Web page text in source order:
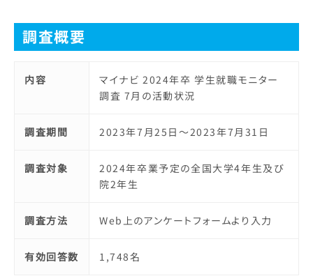
調査概要
内容
マイナビ 2024年卒 学生就職モニター
調査 7月の活動状況
調査期間 2023年7月25日～2023年7月31日
調査対象
2024年卒業予定の全国大学4年生及び
院2年生
調査方法 Web上のアンケートフォームより入力
有効回答数 1,748名